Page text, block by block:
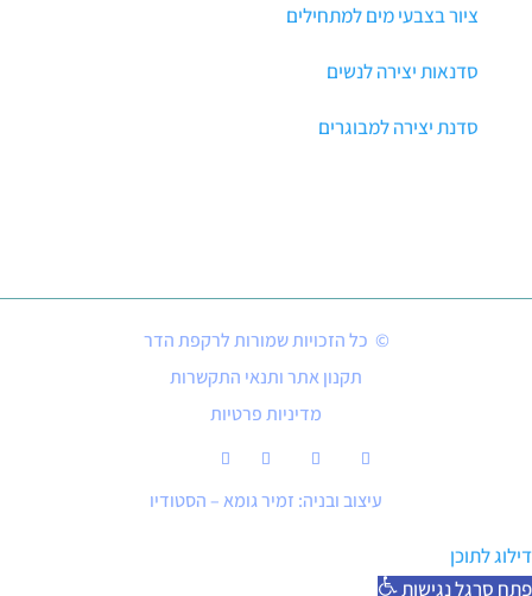
ציור בצבעי מים למתחילים
סדנאות יצירה לנשים
סדנת יצירה למבוגרים
© כל הזכויות שמורות לרקפת הדר
תקנון אתר ותנאי התקשרות
מדיניות פרטיות
עיצוב ובניה: זמיר גומא – הסטודיו
דילוג לתוכן
פתח סרגל נגישות